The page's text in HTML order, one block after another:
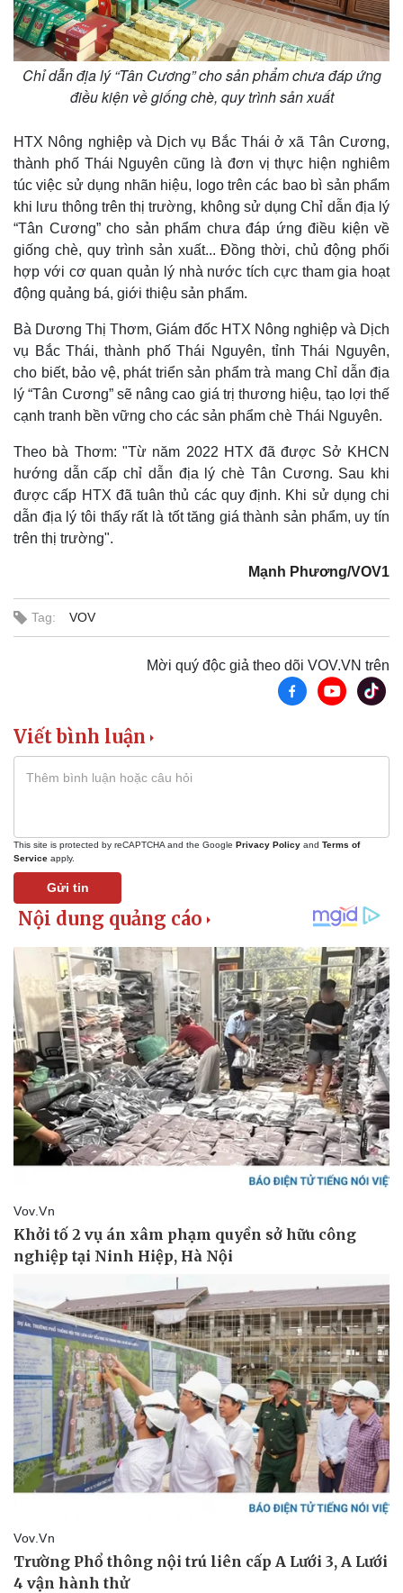
Bất động sản
Khởi nghiệp
Giá vàng
Tiêu dùng
Tỷ giá
Chứng khoán
Pháp luật
Vụ án
Tin nóng
Tư vấn luật
Quân sự - Quốc phòng
Vũ khí
Việt Nam
Phân tích
Thể thao
Lịch thi đấu bóng đá
Thế giới thể thao
eSports
Hậu trường
Ô tô - Xe máy
Chỉ dẫn địa lý “Tân Cương” cho sản phẩm chưa đáp ứng
điều kiện về giống chè, quy trình sản xuất
HTX Nông nghiệp và Dịch vụ Bắc Thái ở xã Tân Cương,
thành phố Thái Nguyên cũng là đơn vị thực hiện nghiêm
túc việc sử dụng nhãn hiệu, logo trên các bao bì sản phẩm
khi lưu thông trên thị trường, không sử dụng Chỉ dẫn địa lý
“Tân Cương” cho sản phẩm chưa đáp ứng điều kiện về
giống chè, quy trình sản xuất... Đồng thời, chủ động phối
hợp với cơ quan quản lý nhà nước tích cực tham gia hoạt
động quảng bá, giới thiệu sản phẩm.
Bà Dương Thị Thơm, Giám đốc HTX Nông nghiệp và Dịch
vụ Bắc Thái, thành phố Thái Nguyên, tỉnh Thái Nguyên,
cho biết, bảo vệ, phát triển sản phẩm trà mang Chỉ dẫn địa
lý “Tân Cương” sẽ nâng cao giá trị thương hiệu, tạo lợi thế
cạnh tranh bền vững cho các sản phẩm chè Thái Nguyên.
Theo bà Thơm: "Từ năm 2022 HTX đã được Sở KHCN
hướng dẫn cấp chỉ dẫn địa lý chè Tân Cương. Sau khi
được cấp HTX đã tuân thủ các quy định. Khi sử dụng chi
dẫn địa lý tôi thấy rất là tốt tăng giá thành sản phẩm, uy tín
trên thị trường".
Mạnh Phương/VOV1
Tag: VOV
Mời quý độc giả theo dõi VOV.VN trên
Viết bình luận
This site is protected by reCAPTCHA and the Google Privacy Policy and Terms of
Service apply.
Gửi tin